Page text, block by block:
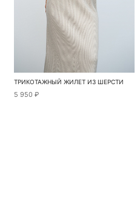
ТРИКОТАЖНЫЙ ЖИЛЕТ ИЗ ШЕРСТИ
5 950 ₽